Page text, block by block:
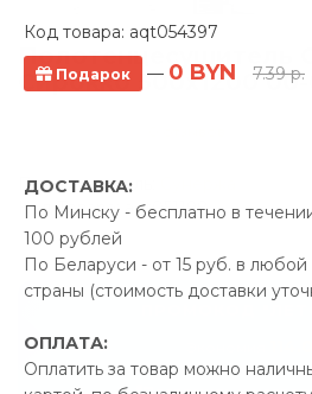
Код товара: aqt054397
Подарок — 0 BYN 7.39 р.
ДОСТАВКА:
По Минску - бесплатно в
100 рублей
По Беларуси - от 15 руб. в
страны (стоимость доставки
ОПЛАТА:
Оплатить за товар можно
Полотенцесушитель
Сирокко 500x1200 00-
Производитель:
Код Товара: aqt051198